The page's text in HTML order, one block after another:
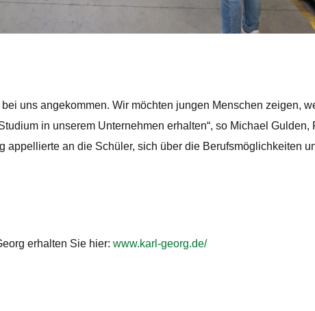
uns angekommen. Wir möchten jungen Menschen zeigen,
in unserem Unternehmen erhalten“, so Michael Gulden,
appellierte an die Schüler, sich über die Berufsmöglichkeiten
erhalten Sie hier: www.karl-georg.de/